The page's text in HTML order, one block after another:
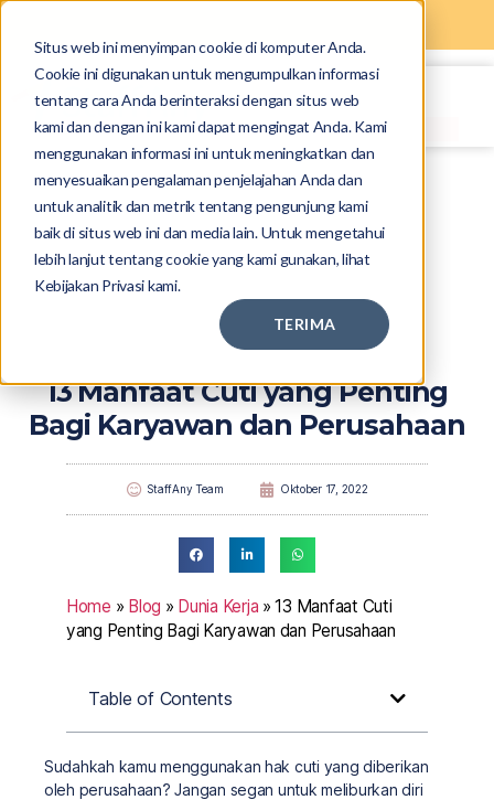
Situs web ini menyimpan cookie di komputer Anda.
Cookie ini digunakan untuk mengumpulkan informasi
tentang cara Anda berinteraksi dengan situs web
kami dan dengan ini kami dapat mengingat Anda. Kami
menggunakan informasi ini untuk meningkatkan dan
menyesuaikan pengalaman penjelajahan Anda dan
untuk analitik dan metrik tentang pengunjung kami
baik di situs web ini dan media lain. Untuk mengetahui
lebih lanjut tentang cookie yang kami gunakan, lihat
Kebijakan Privasi kami.
TERIMA
13 Manfaat Cuti yang Penting
Bagi Karyawan dan Perusahaan
StaffAny Team Oktober 17, 2022
Home » Blog » Dunia Kerja »13 Manfaat Cuti
yang Penting Bagi Karyawan dan Perusahaan
Table of Contents
Sudahkah kamu menggunakan hak cuti yang diberikan
oleh perusahaan? Jangan segan untuk meliburkan diri